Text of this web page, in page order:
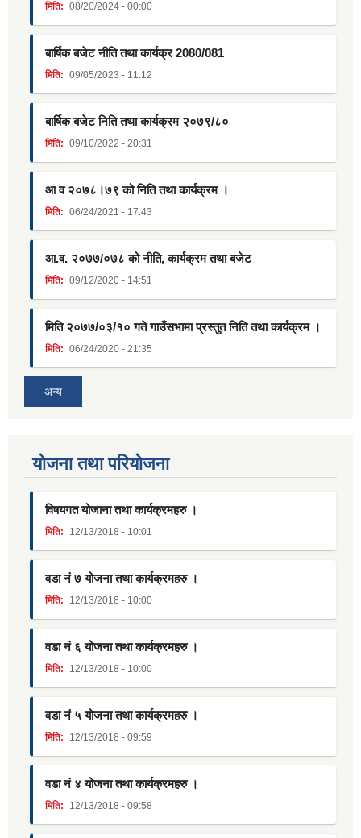
मिति: 08/20/2024 - 00:00
बार्षिक बजेट नीति तथा कार्यक्र 2080/081
मिति: 09/05/2023 - 11:12
बार्षिक बजेट निति तथा कार्यक्रम २०७९/८०
मिति: 09/10/2022 - 20:31
आ व २०७८।७९ को निति तथा कार्यक्रम ।
मिति: 06/24/2021 - 17:43
आ.व. २०७७/०७८ को नीति, कार्यक्रम तथा बजेट
मिति: 09/12/2020 - 14:51
मिति २०७७/०३/१० गते गाउँसभामा प्रस्तुत निति तथा कार्यक्रम ।
मिति: 06/24/2020 - 21:35
अन्य
याेजना तथा परियाेजना
विषयगत योजाना तथा कार्यक्रमहरु ।
मिति: 12/13/2018 - 10:01
वडा नं ७ योजना तथा कार्यक्रमहरु ।
मिति: 12/13/2018 - 10:00
वडा नं ६ योजना तथा कार्यक्रमहरु ।
मिति: 12/13/2018 - 10:00
वडा नं ५ योजना तथा कार्यक्रमहरु ।
मिति: 12/13/2018 - 09:59
वडा नं ४ योजना तथा कार्यक्रमहरु ।
मिति: 12/13/2018 - 09:58